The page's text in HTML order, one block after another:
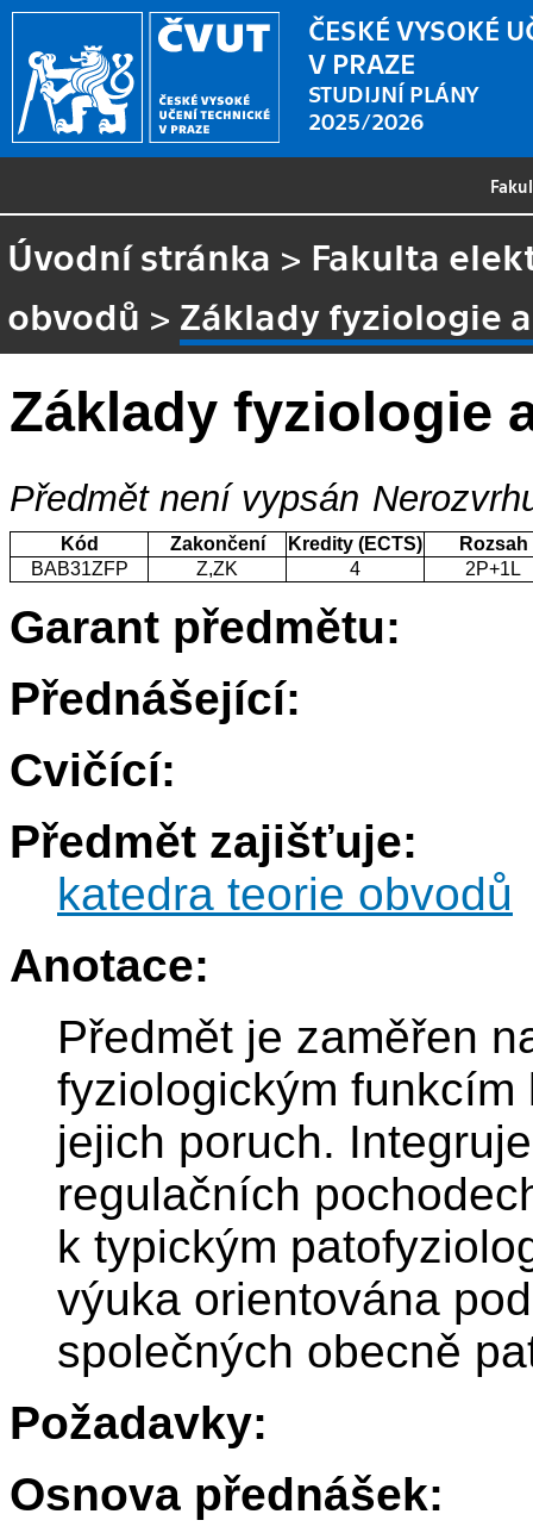
ČESKÉ VYSOKÉ
V PRAZE
STUDIJNÍ PLÁNY
2025/2026
Úvodní stránka > Fakulta
obvodů > Základy fyziologie
Základy fyziologie
Předmět není vypsán
Kód Zakončení Kredity (ECTS)
Rozsah
BAB31ZFP
Z,ZK 4 2P+1L
Garant předmětu:
Přednášející:
Cvičící:
Předmět zajišťuje:
katedra teorie obvodů
Anotace:
Předmět je zaměřen
fyziologickým
jejich poruch.
regulačních
k typickým
výuka orientována
společných obecně
Požadavky:
Osnova přednášek: